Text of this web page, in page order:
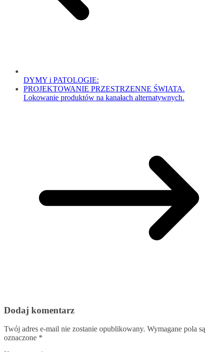
DYMY i PATOLOGIE:
PROJEKTOWANIE PRZESTRZENNE ŚWIATA.
Lokowanie produktów na kanałach alternatywnych.
Dodaj komentarz
Twój adres e-mail nie zostanie opublikowany. Wymagane pola są
oznaczone *